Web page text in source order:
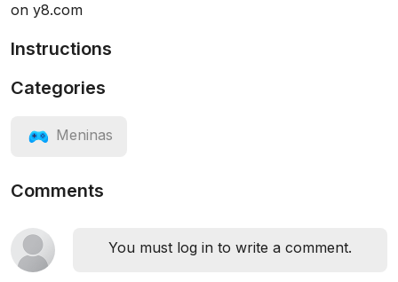
on y8.com
Instructions
Categories
Meninas
Comments
You must log in to write a comment.